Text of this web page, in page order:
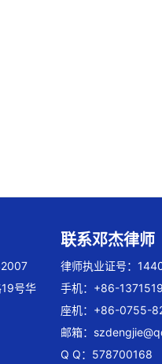
号华
联系邓杰律师
律师执业证号：
手机：+86-
座机：+86-0755-
邮箱：
Q Q：578700168